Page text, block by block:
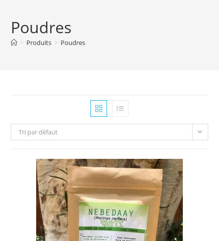
Poudres
> Produits > Poudres
Tri par défaut